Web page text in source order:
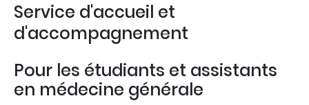
Service d'accueil et
d'accompagnement
Pour les étudiants et assistants
en médecine générale